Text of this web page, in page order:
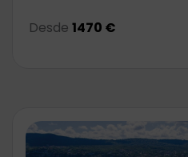
Desde 1470 €